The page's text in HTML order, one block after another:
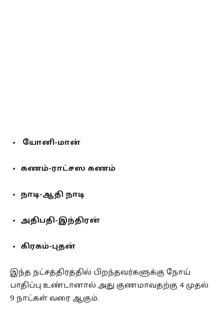
யோனி-மான்
கணம்-ராட்சஸ கணம்
நாடி-ஆதி நாடி
அதிபதி-இந்திரன்
கிரகம்-புதன்
இந்த நட்சத்திரத்தில் பிறந்தவர்களுக்கு நோய்
பாதிப்பு உண்டானால் அது குணமாவதற்கு 4 முதல்
9 நாட்கள் வரை ஆகும்.